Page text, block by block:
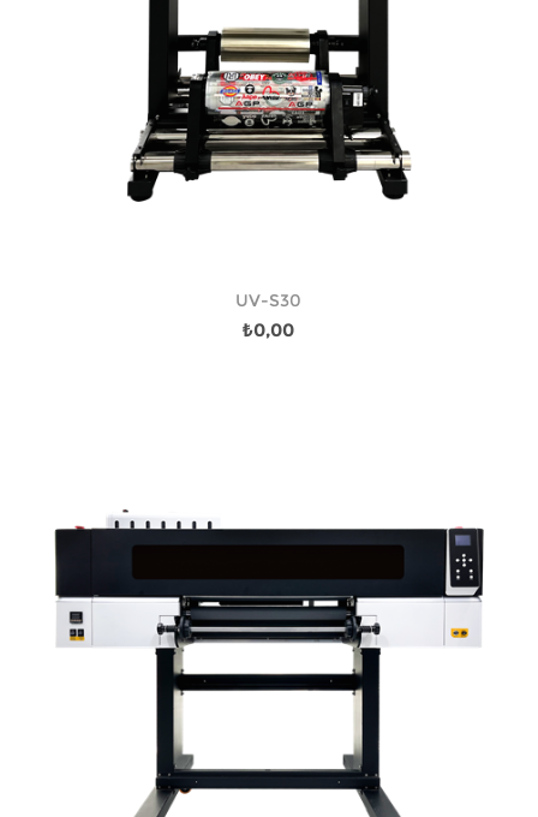
UV-S30
₺0,00